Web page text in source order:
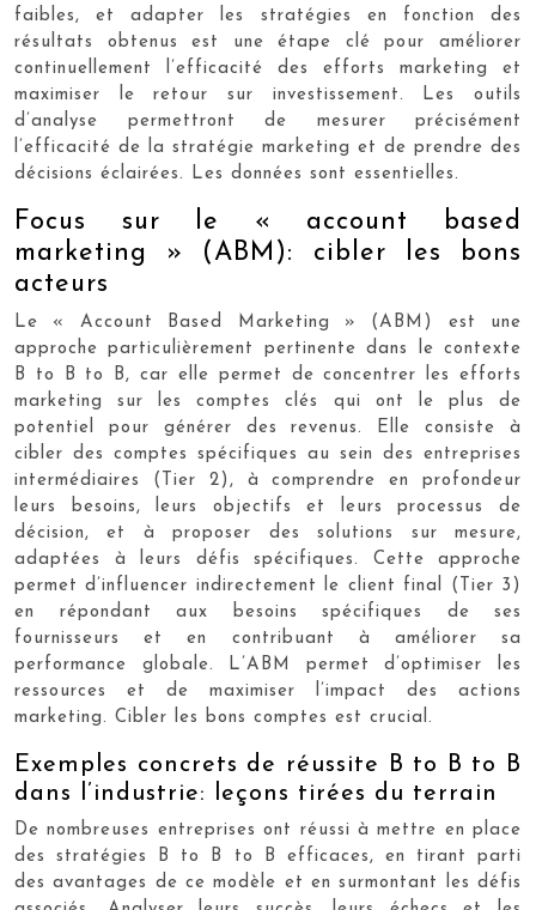
faibles, et adapter les stratégies en fonction des
résultats obtenus est une étape clé pour améliorer
continuellement l’efficacité des efforts marketing et
maximiser le retour sur investissement. Les outils
d’analyse permettront de mesurer précisément
l’efficacité de la stratégie marketing et de prendre des
décisions éclairées. Les données sont essentielles.
Focus sur le « account based
marketing » (ABM): cibler les bons
acteurs
Le « Account Based Marketing » (ABM) est une
approche particulièrement pertinente dans le contexte
B to B to B, car elle permet de concentrer les efforts
marketing sur les comptes clés qui ont le plus de
potentiel pour générer des revenus. Elle consiste à
cibler des comptes spécifiques au sein des entreprises
intermédiaires (Tier 2), à comprendre en profondeur
leurs besoins, leurs objectifs et leurs processus de
décision, et à proposer des solutions sur mesure,
adaptées à leurs défis spécifiques. Cette approche
permet d’influencer indirectement le client final (Tier 3)
en répondant aux besoins spécifiques de ses
fournisseurs et en contribuant à améliorer sa
performance globale. L’ABM permet d’optimiser les
ressources et de maximiser l’impact des actions
marketing. Cibler les bons comptes est crucial.
Exemples concrets de réussite B to B to B
dans l’industrie: leçons tirées du terrain
De nombreuses entreprises ont réussi à mettre en place
des stratégies B to B to B efficaces, en tirant parti
des avantages de ce modèle et en surmontant les défis